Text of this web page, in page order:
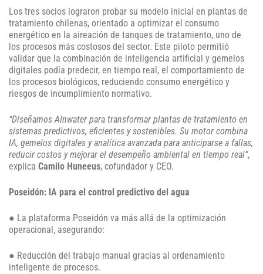
Los tres socios lograron probar su modelo inicial en plantas de
tratamiento chilenas, orientado a optimizar el consumo
energético en la aireación de tanques de tratamiento, uno de
los procesos más costosos del sector. Este piloto permitió
validar que la combinación de inteligencia artificial y gemelos
digitales podía predecir, en tiempo real, el comportamiento de
los procesos biológicos, reduciendo consumo energético y
riesgos de incumplimiento normativo.
“Diseñamos AInwater para transformar plantas de tratamiento en
sistemas predictivos, eficientes y sostenibles. Su motor combina
IA, gemelos digitales y analítica avanzada para anticiparse a fallas,
reducir costos y mejorar el desempeño ambiental en tiempo real”,
explica Camilo Huneeus, cofundador y CEO.
Poseidón: IA para el control predictivo del agua
● La plataforma Poseidón va más allá de la optimización
operacional, asegurando:
● Reducción del trabajo manual gracias al ordenamiento
inteligente de procesos.